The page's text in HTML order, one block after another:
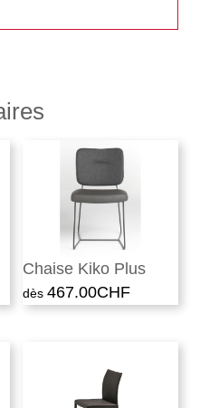
Chaise Kiko Plus
467.00CHF